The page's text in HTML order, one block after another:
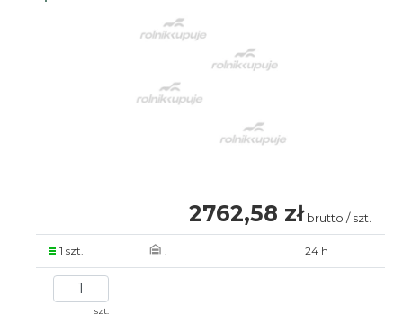
2762,58 zł brutto / szt.
1 szt. . 24 h
szt.